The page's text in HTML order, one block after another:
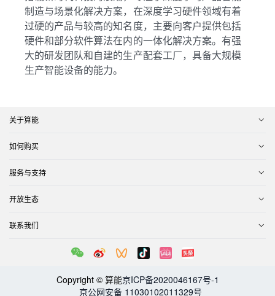
制造与场景化解决方案，在深度学习硬件领域有着
过硬的产品与较高的知名度，主要向客户提供包括
硬件和部分软件算法在内的一体化解决方案。有强
大的研发团队和自建的生产配套工厂，具备大规模
生产智能设备的能力。
关于算能
如何购买
服务与支持
开放生态
联系我们
Copyright © 算能京ICP备2020046167号-1
京公网安备 11030102011329号